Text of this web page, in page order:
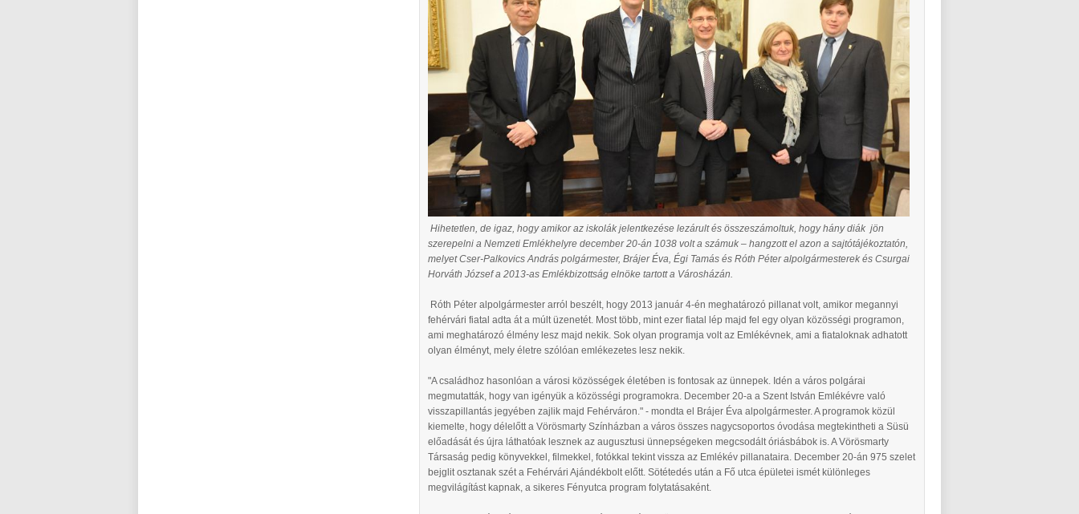
Hihetetlen, de igaz, hogy amikor az iskolák jelentkezése lezárult és összeszámoltuk, hogy hány diák jön
szerepelni a Nemzeti Emlékhelyre december 20-án 1038 volt a számuk – hangzott el azon a sajtótájékoztatón,
melyet Cser-Palkovics András polgármester, Brájer Éva, Égi Tamás és Róth Péter alpolgármesterek és Csurgai
Horváth József a 2013-as Emlékbizottság elnöke tartott a Városházán.
Róth Péter alpolgármester arról beszélt, hogy 2013 január 4-én meghatározó pillanat volt, amikor megannyi
fehérvári fiatal adta át a múlt üzenetét. Most több, mint ezer fiatal lép majd fel egy olyan közösségi programon,
ami meghatározó élmény lesz majd nekik. Sok olyan programja volt az Emlékévnek, ami a fiataloknak adhatott
olyan élményt, mely életre szólóan emlékezetes lesz nekik.
"A családhoz hasonlóan a városi közösségek életében is fontosak az ünnepek. Idén a város polgárai
megmutatták, hogy van igényük a közösségi programokra. December 20-a a Szent István Emlékévre való
visszapillantás jegyében zajlik majd Fehérváron." - mondta el Brájer Éva alpolgármester. A programok közül
kiemelte, hogy délelőtt a Vörösmarty Színházban a város összes nagycsoportos óvodása megtekintheti a Süsü
előadását és újra láthatóak lesznek az augusztusi ünnepségeken megcsodált óriásbábok is. A Vörösmarty
Társaság pedig könyvekkel, filmekkel, fotókkal tekint vissza az Emlékév pillanataira. December 20-án 975 szelet
bejglit osztanak szét a Fehérvári Ajándékbolt előtt. Sötétedés után a Fő utca épületei ismét különleges
megvilágítást kapnak, a sikeres Fényutca program folytatásaként.